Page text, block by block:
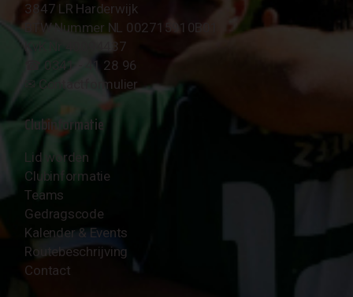
3847 LR Harderwijk
BTW Nummer NL 002715910B01
KvK Nr 40094437
☎︎ 0341 - 41 28 96
✉︎ Contactformulier
Clubinformatie
Lid worden
Clubinformatie
Teams
Gedragscode
Kalender & Events
Routebeschrijving
Contact